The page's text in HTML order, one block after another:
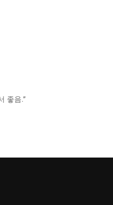
좋음.”